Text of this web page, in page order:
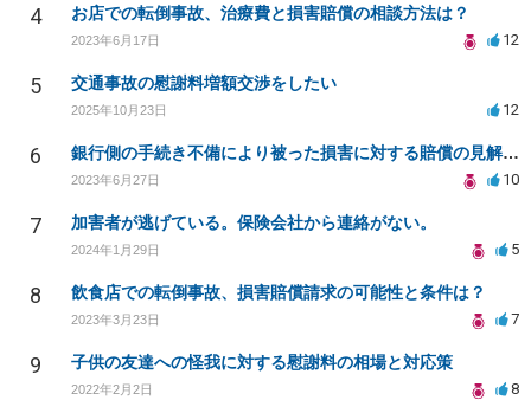
4 お店での転倒事故、治療費と損害賠償の相談方法は？
2023年6月17日 12
5 交通事故の慰謝料増額交渉をしたい
2025年10月23日 12
6 銀行側の手続き不備により被った損害に対する賠償の見解を求めます
2023年6月27日 10
7 加害者が逃げている。保険会社から連絡がない。
2024年1月29日 5
8 飲食店での転倒事故、損害賠償請求の可能性と条件は？
2023年3月23日 7
9 子供の友達への怪我に対する慰謝料の相場と対応策
2022年2月2日 8